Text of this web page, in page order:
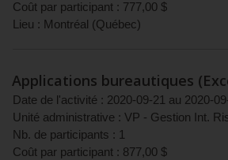
Coût par participant : 777,00 $
Lieu : Montréal (Québec)
Applications bureautiques
Date de l'activité : 2020-09-21 au 2020-
Unité administrative : VP - Gestion Int.
Nb. de participants : 1
Coût par participant : 877,00 $